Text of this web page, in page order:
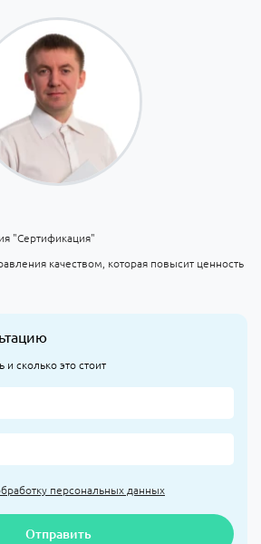
"Сертификация"
качеством, которая повысит ценность
сколько это стоит
персональных данных
Отправить